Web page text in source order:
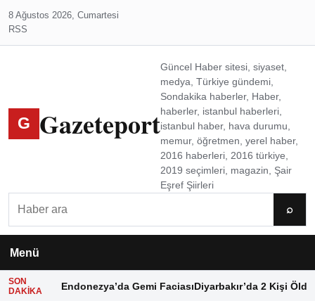
8 Ağustos 2026, Cumartesi
RSS
G Gazeteport
Güncel Haber sitesi, siyaset,
medya, Türkiye gündemi,
Sondakika haberler, Haber,
haberler, istanbul haberleri,
istanbul haber, hava durumu,
memur, öğretmen, yerel haber,
2016 haberleri, 2016 türkiye,
2019 seçimleri, magazin, Şair
Eşref Şiirleri
⌕
Menü
SON
DAKIKA
Endonezya’da Gemi FaciasıDiyarbakır’da 2 Kişi Öldü